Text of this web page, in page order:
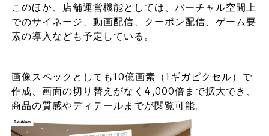
このほか、店舗運営機能としては、バーチャル空間上
でのサイネージ、動画配信、クーポン配信、ゲーム要
素の導入なども予定している。
画像スペックとしても10億画素（1ギガピクセル）で
作成、画面の切り替えがなく4,000倍まで拡大でき、
商品の質感やディテールまでが閲覧可能。